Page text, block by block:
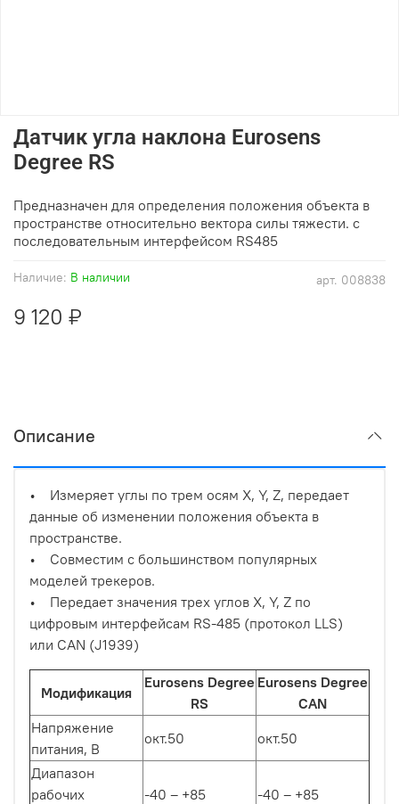
арт. 008838
Наличие: В наличии
Датчик угла наклона Eurosens
Degree RS
9 120 ₽
Предназначен для определения положения объекта в
пространстве относительно вектора силы тяжести. с
последовательным интерфейсом RS485
Описание
• Измеряет углы по трем осям X, Y, Z, передает
данные об изменении положения объекта в
пространстве.
• Совместим с большинством популярных
моделей трекеров.
• Передает значения трех углов X, Y, Z по
цифровым интерфейсам RS-485 (протокол LLS)
или CAN (J1939)
Модификация
Eurosens Degree
RS
Eurosens Degree
CAN
Напряжение
питания, В
окт.50
окт.50
Диапазон
рабочих
-40 – +85 -40 – +85